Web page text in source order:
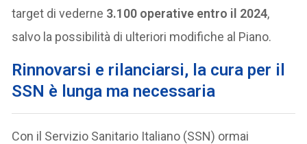
target di vederne 3.100 operative entro il 2024,
salvo la possibilità di ulteriori modifiche al Piano.
Rinnovarsi e rilanciarsi, la cura per il
SSN è lunga ma necessaria
Con il Servizio Sanitario Italiano (SSN) ormai